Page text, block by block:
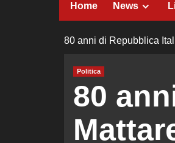
Home News
80 anni di Repubblica
Politica
80